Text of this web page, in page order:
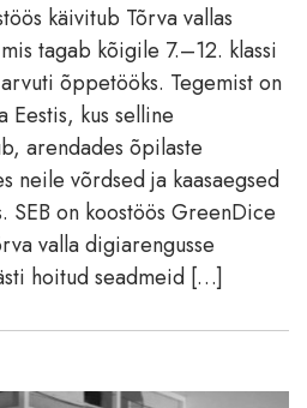
käivitub Tõrva vallas
tagab kõigile 7.–12. klassi
õppetööks. Tegemist on
Eestis, kus selline
arendades õpilaste
neile võrdsed ja kaasaegsed
SEB on koostöös GreenDice
valla digiarengusse
hoitud seadmeid […]